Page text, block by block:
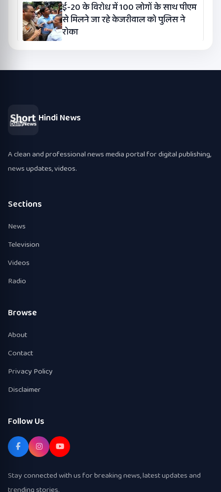
ई-20 के विरोध में 100 लोगों के साथ पीएम
से मिलने जा रहे केजरीवाल को पुलिस ने
रोका
Hindi News
A clean and professional news media portal for digital publishing,
news updates, videos.
Sections
News
Television
Videos
Radio
Browse
About
Contact
Privacy Policy
Disclaimer
Follow Us
Stay connected with us for breaking news, latest updates and